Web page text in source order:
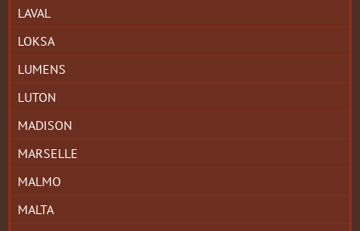
LAVAL
LOKSA
LUMENS
LUTON
MADISON
MARSELLE
MALMO
MALTA